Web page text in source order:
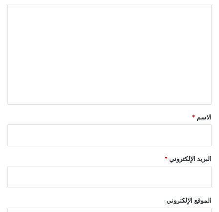
*
الاسم *
البريد الإلكتروني *
الموقع الإلكتروني